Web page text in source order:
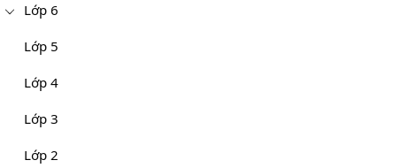
Lớp 6
Lớp 5
Lớp 4
Lớp 3
Lớp 2